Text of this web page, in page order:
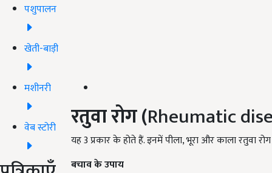
पशुपालन
खेती-बाड़ी
मशीनरी
वेब स्टोरी रतुवा रोग (Rheumatic
यह 3 प्रकार के होते हैं. इनमें पीला, भूरा और काला रतुवा
बचाव के उपाय